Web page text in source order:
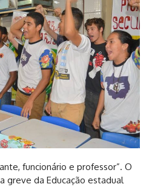
funcionário e professor”. O
greve da Educação estadual